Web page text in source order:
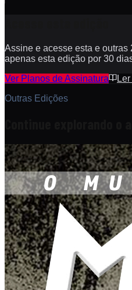
Assine e acesse esta e outras
apenas esta edição por 30
Ver Planos de Assinatura
Outras Edições